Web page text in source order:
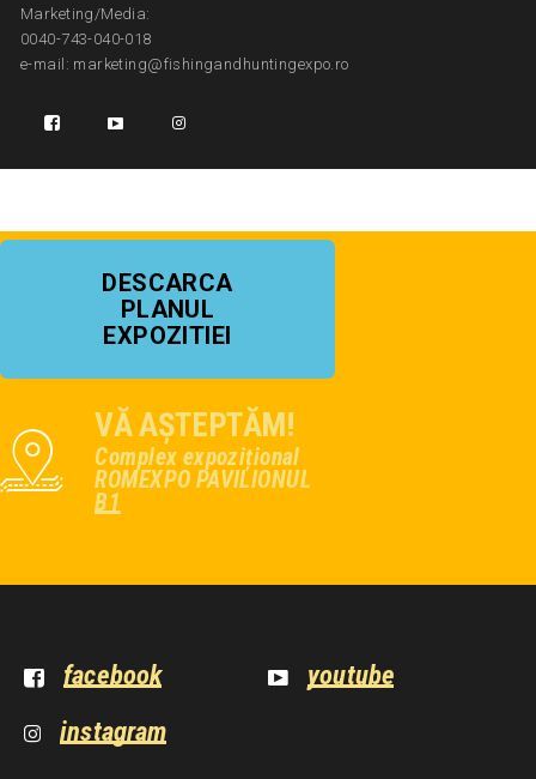
Marketing/Media:
0040-743-040-018
e-mail: marketing@fishingandhuntingexpo.ro
DESCARCA
PLANUL
EXPOZITIEI
VĂ AȘTEPTĂM!
Complex expozițional
ROMEXPO PAVILIONUL
B1
facebook
youtube
instagram